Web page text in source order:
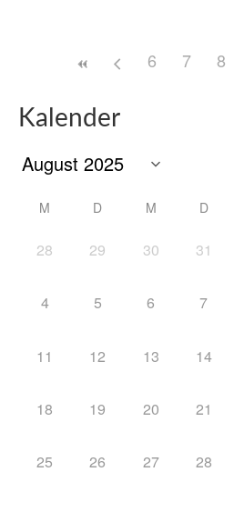
6 7 8
Kalender
M D M D
28 29 30 31
4 5 6 7
11 12 13 14
18 19 20 21
25 26 27 28